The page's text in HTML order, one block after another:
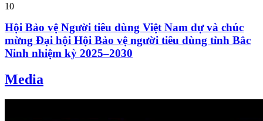
10
Hội Bảo vệ Người tiêu dùng Việt Nam dự và chúc
mừng Đại hội Hội Bảo vệ người tiêu dùng tỉnh Bắc
Ninh nhiệm kỳ 2025–2030
Media